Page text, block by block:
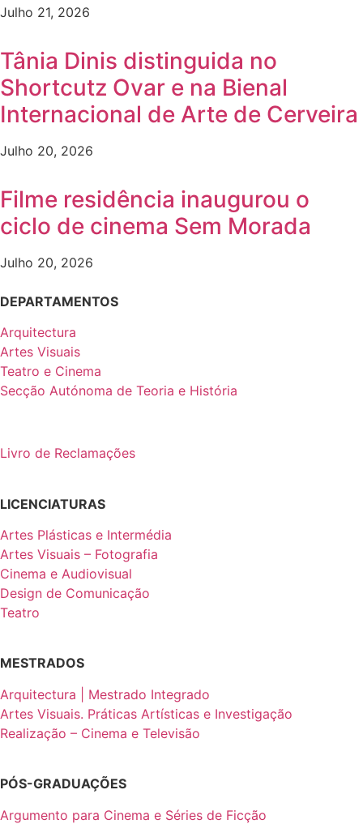
Julho 21, 2026
Tânia Dinis distinguida no
Shortcutz Ovar e na Bienal
Internacional de Arte de Cerveira
Julho 20, 2026
Filme residência inaugurou o
ciclo de cinema Sem Morada
Julho 20, 2026
DEPARTAMENTOS
Arquitectura
Artes Visuais
Teatro e Cinema
Secção Autónoma de Teoria e História
Livro de Reclamações
LICENCIATURAS
Artes Plásticas e Intermédia
Artes Visuais – Fotografia
Cinema e Audiovisual
Design de Comunicação
Teatro
MESTRADOS
Arquitectura | Mestrado Integrado
Artes Visuais. Práticas Artísticas e Investigação
Realização – Cinema e Televisão
PÓS-GRADUAÇÕES
Argumento para Cinema e Séries de Ficção